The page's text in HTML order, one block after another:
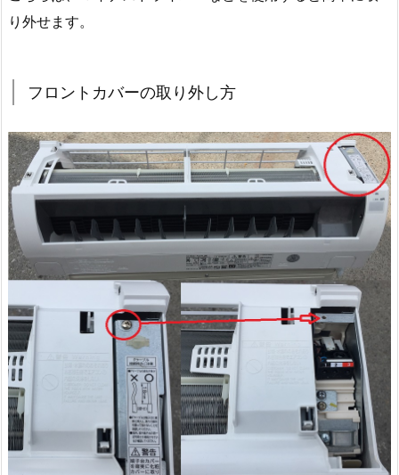
り外せます。
フロントカバーの取り外し方